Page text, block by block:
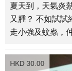
夏天到，天氣炎
又腫？ 不如試試
走小強及蚊蟲，
HKD 30.00